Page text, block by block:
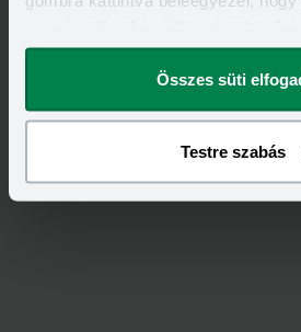
megváltoztathatod.
Összes süti
Testre szabás
Feliratkozás